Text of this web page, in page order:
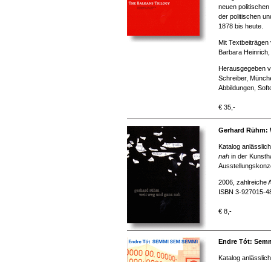
neuen
der politischen
1878 bis heute.
Mit
Barbara
Herausgegeben
Schreiber,
Abbildungen,
€ 35,-
Gerhard Rühm:
Katalog
nah in der
2006, zahlreiche
ISBN 3-927015-
€ 8,-
Endre Tót:
Katalog